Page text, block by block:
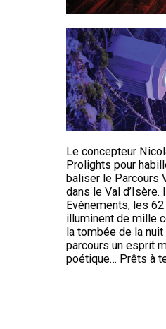
Le concepteur
Prolights pour
baliser le Parcours
dans le Val
Evènements, les
illuminent de mille
la tombée de la nuit
parcours un esprit
poétique… Prêts à